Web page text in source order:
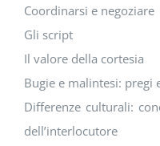
Coordinarsi e negoziare
Gli script
Il valore della cortesia
Bugie e malintesi:
Differenze culturali:
dell’interlocutore